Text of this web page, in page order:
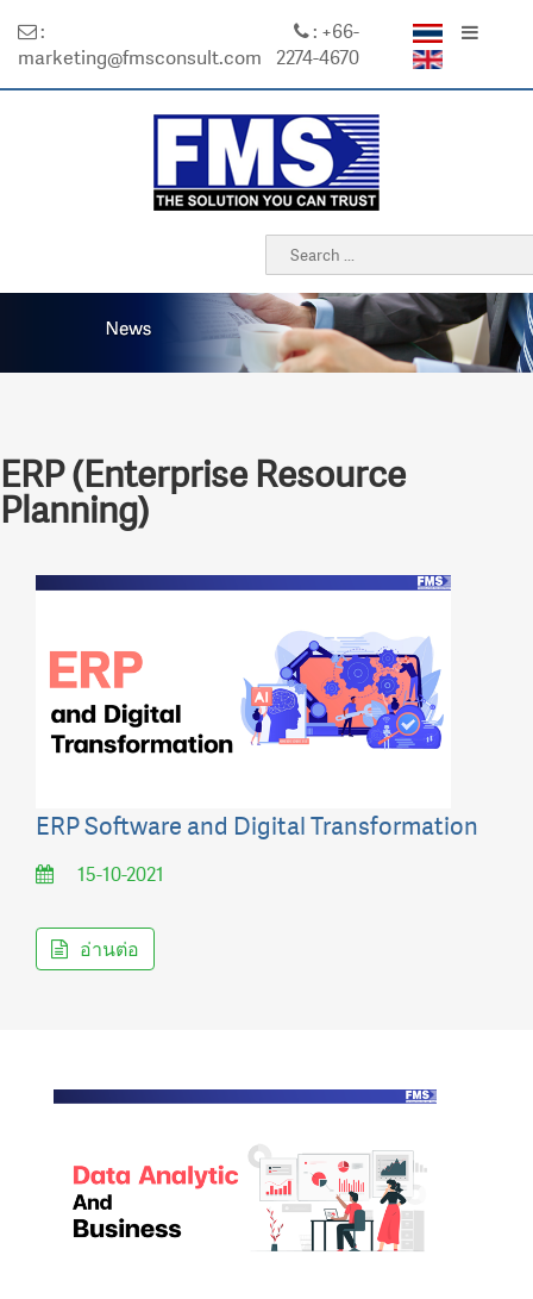
:
marketing@fmsconsult.com
: +66-
2274-4670
ERP (Enterprise Resource
Planning)
ERP Software and Digital Transformation
15-10-2021
อ่านต่อ